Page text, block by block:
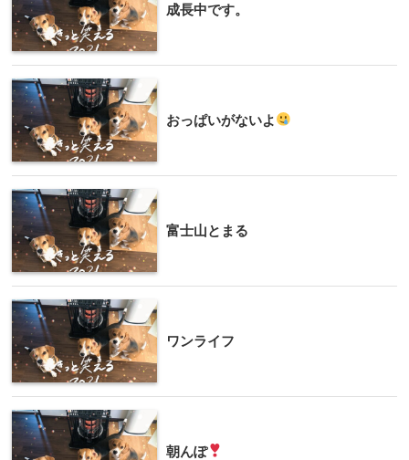
成長中です。
おっぱいがないよ
富士山とまる
ワンライフ
朝んぽ